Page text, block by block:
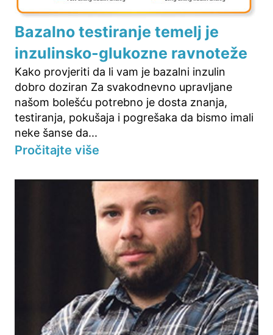
Bazalno testiranje temelj je
inzulinsko-glukozne ravnoteže
Kako provjeriti da li vam je bazalni inzulin
dobro doziran Za svakodnevno upravljane
našom bolešću potrebno je dosta znanja,
testiranja, pokušaja i pogrešaka da bismo imali
neke šanse da...
Pročitajte više